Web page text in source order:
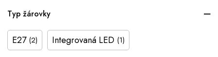
Typ žárovky
E27 (2) Integrovaná LED (1)